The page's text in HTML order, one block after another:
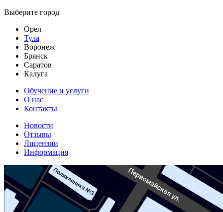
Выберите город
Орел
Тула
Воронеж
Брянск
Саратов
Калуга
Обучение и услуги
О нас
Контакты
Новости
Отзывы
Лицензии
Информация